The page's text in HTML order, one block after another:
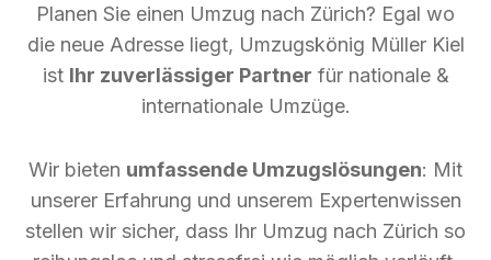
Planen Sie einen Umzug nach Zürich? Egal wo
die neue Adresse liegt, Umzugskönig Müller Kiel
ist Ihr zuverlässiger Partner für nationale &
internationale Umzüge.
Wir bieten umfassende Umzugslösungen: Mit
unserer Erfahrung und unserem Expertenwissen
stellen wir sicher, dass Ihr Umzug nach Zürich so